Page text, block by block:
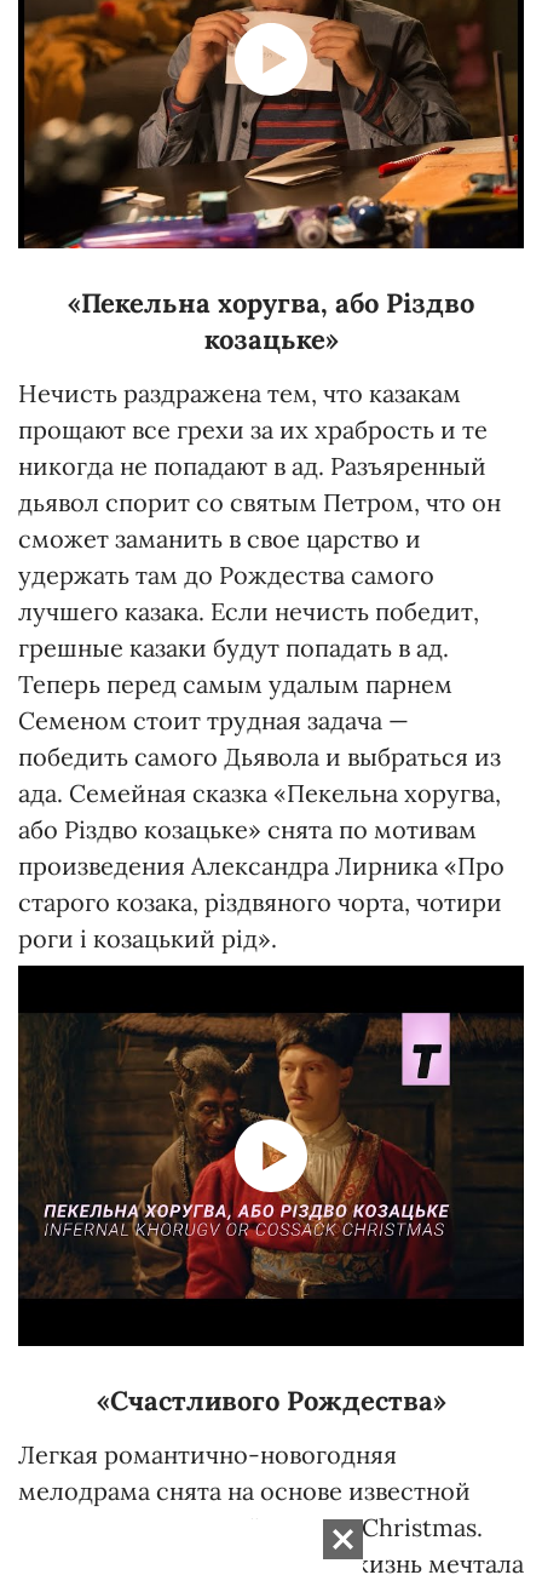
«Пекельна хоругва, або Різдво
козацьке»
Нечисть раздражена тем, что казакам
прощают все грехи за их храбрость и те
никогда не попадают в ад. Разъяренный
дьявол спорит со святым Петром, что он
сможет заманить в свое царство и
удержать там до Рождества самого
лучшего казака. Если нечисть победит,
грешные казаки будут попадать в ад.
Теперь перед самым удалым парнем
Семеном стоит трудная задача —
победить самого Дьявола и выбраться из
ада. Семейная сказка «Пекельна хоругва,
або Різдво козацьке» снята по мотивам
произведения Александра Лирника «Про
старого козака, різдвяного чорта, чотири
роги і козацький рід».
«Счастливого Рождества»
Легкая романтично-новогодняя
мелодрама снята на основе известной
песни Джорджа Майкла Last Christmas.
Молодая девушка Кейт всю жизнь мечтала